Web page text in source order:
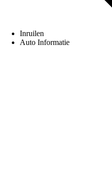
Inruilen
Auto Informatie